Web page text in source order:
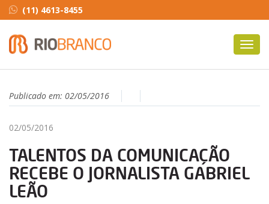
(11) 4613-8455
Publicado em: 02/05/2016
02/05/2016
TALENTOS DA COMUNICAÇÃO
RECEBE O JORNALISTA GABRIEL
LEÃO